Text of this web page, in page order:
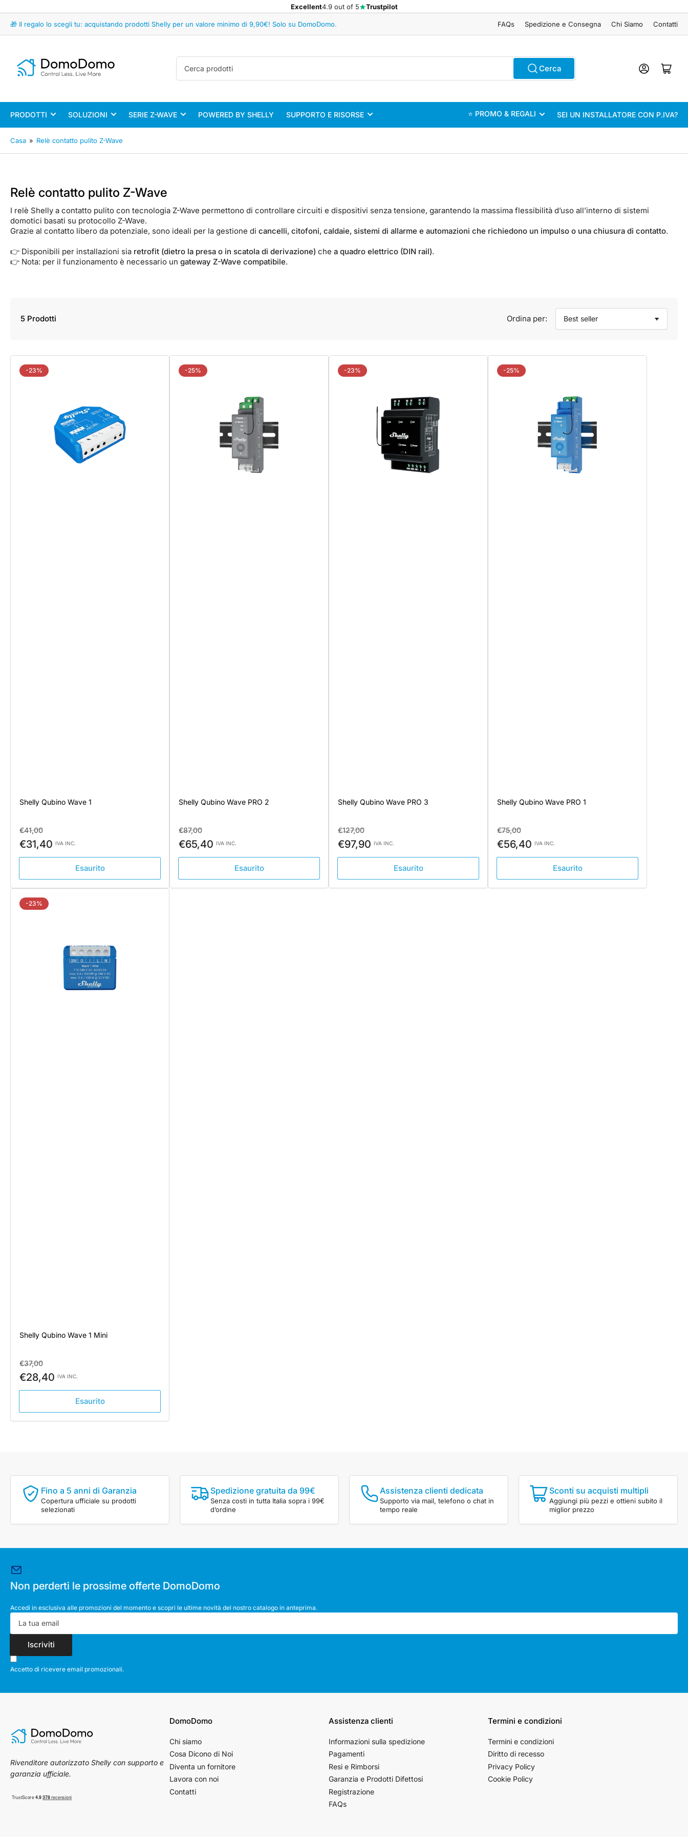
Excellent4.9 out of 5 Trustpilot
🎁 Il regalo lo scegli tu: acquistando prodotti Shelly per un valore minimo di 9,90€! Solo su DomoDomo. FAQs Spedizione e Consegna Chi Siamo Contatti
Cerca
prodotti
Cerca AccediApri il mini
PRODOTTI SOLUZIONI SERIE Z-WAVE POWERED BY SHELLY SUPPORTO E RISORSE ⭐ PROMO & REGALI SEI UN INSTALLATORE CON P.IVA?
Casa » Relè contatto pulito Z-Wave
Relè contatto pulito Z-Wave
I relè Shelly a contatto pulito con tecnologia Z-Wave permettono di controllare circuiti e dispositivi senza tensione, garantendo la massima flessibilità d’uso all’interno di sistemi
domotici basati su protocollo Z-Wave.
Grazie al contatto libero da potenziale, sono ideali per la gestione di cancelli, citofoni, caldaie, sistemi di allarme e automazioni che richiedono un impulso o una chiusura di contatto.
👉 Disponibili per installazioni sia retrofit (dietro la presa o in scatola di derivazione) che a quadro elettrico (DIN rail).
👉 Nota: per il funzionamento è necessario un gateway Z-Wave compatibile.
Ordina per:
5 Prodotti
-23%
Shelly Qubino Wave 1
Prezzo
standard
€41,00Prezzo
di
€31,40 IVA INC.
Esaurito
-25%
Shelly Qubino Wave PRO 2
Prezzo
standard
€87,00Prezzo
di
€65,40 IVA INC.
Esaurito
-23%
Shelly Qubino Wave PRO 3
Prezzo
standard
€127,00Prezzo
di
€97,90 IVA INC.
Esaurito
-25%
Shelly Qubino Wave PRO 1
Prezzo
standard
€75,00Prezzo
di
€56,40 IVA INC.
Esaurito
-23%
Shelly Qubino Wave 1 Mini
Prezzo
standard
€37,00Prezzo
di
€28,40 IVA INC.
Esaurito
Fino a 5 anni di Garanzia
Copertura ufficiale su prodotti
selezionati
Spedizione gratuita da 99€
Senza costi in tutta Italia sopra i 99€
d’ordine
Assistenza clienti dedicata
Supporto via mail, telefono o chat in
tempo reale
Sconti su acquisti multipli
Aggiungi più pezzi e ottieni subito il
miglior prezzo
Non perderti le prossime offerte DomoDomo
Accedi in esclusiva alle promozioni del momento e scopri le ultime novità del nostro catalogo in anteprima.
La
tua
email
Iscriviti
Accetto di ricevere email promozionali.
Rivenditore autorizzato Shelly con supporto e
garanzia ufficiale.
DomoDomo
Chi siamo
Cosa Dicono di Noi
Diventa un fornitore
Lavora con noi
Contatti
Assistenza clienti
Informazioni sulla spedizione
Pagamenti
Resi e Rimborsi
Garanzia e Prodotti Difettosi
Registrazione
FAQs
Termini e condizioni
Termini e condizioni
Diritto di recesso
Privacy Policy
Cookie Policy